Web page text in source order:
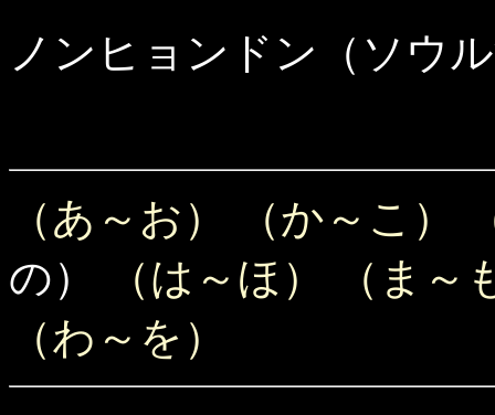
ノンヒョンドン（ソウ
（あ～お） （か～こ）
の）
（は～ほ）
（ま～
（わ～を）